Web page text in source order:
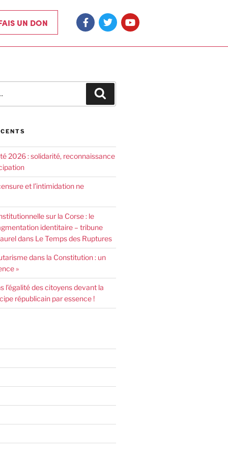
UN DON
2026 : solidarité, reconnaissance
et l’intimidation ne
sur la Corse : le
identitaire – tribune
dans Le Temps des Ruptures
dans la Constitution : un
»
l’égalité des citoyens devant la
républicain par essence !